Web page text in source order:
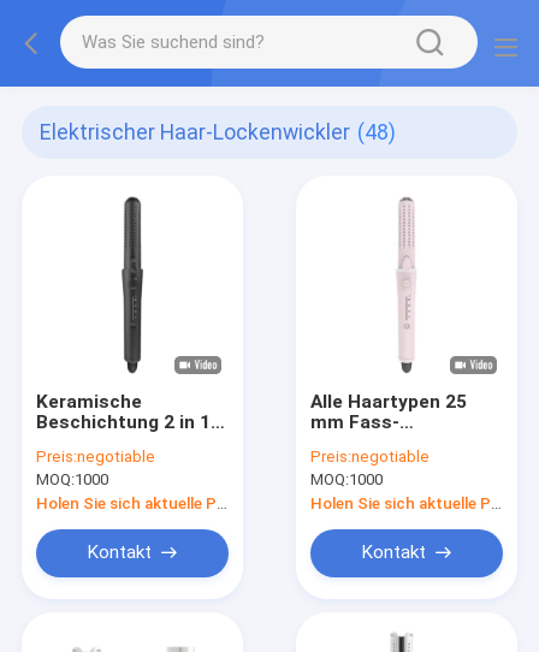
Elektrischer Haar-Lockenwickler (48)
Keramische
Beschichtung 2 in 1
Haarkürzer Alle
Haartypen
Haargelenker
Schwarz
Preis:negotiable
MOQ:1000
Kontakt
Alle Haartypen 25
mm Fass-
keramisch
beschichteten
Platten
Preis:negotiable
MOQ:1000
Kontakt